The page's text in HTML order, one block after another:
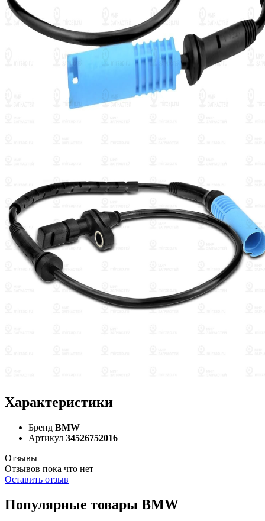
Характеристики
Бренд BMW
Артикул 34526752016
Отзывы
Отзывов пока что нет
Оставить отзыв
Популярные товары BMW